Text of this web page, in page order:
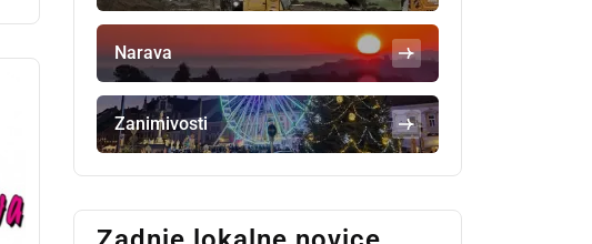
Narava
Zanimivosti